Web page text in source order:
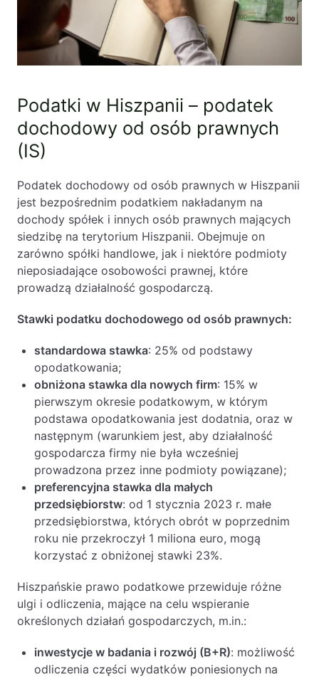
Podatki w Hiszpanii – podatek
dochodowy od osób prawnych
(IS)
Podatek dochodowy od osób prawnych w Hiszpanii
jest bezpośrednim podatkiem nakładanym na
dochody spółek i innych osób prawnych mających
siedzibę na terytorium Hiszpanii. Obejmuje on
zarówno spółki handlowe, jak i niektóre podmioty
nieposiadające osobowości prawnej, które
prowadzą działalność gospodarczą.
Stawki podatku dochodowego od osób prawnych:
standardowa stawka: 25% od podstawy
opodatkowania;
obniżona stawka dla nowych firm: 15% w
pierwszym okresie podatkowym, w którym
podstawa opodatkowania jest dodatnia, oraz w
następnym (warunkiem jest, aby działalność
gospodarcza firmy nie była wcześniej
prowadzona przez inne podmioty powiązane);
preferencyjna stawka dla małych
przedsiębiorstw: od 1 stycznia 2023 r. małe
przedsiębiorstwa, których obrót w poprzednim
roku nie przekroczył 1 miliona euro, mogą
korzystać z obniżonej stawki 23%.
Hiszpańskie prawo podatkowe przewiduje różne
ulgi i odliczenia, mające na celu wspieranie
określonych działań gospodarczych, m.in.:
inwestycje w badania i rozwój (B+R): możliwość
odliczenia części wydatków poniesionych na